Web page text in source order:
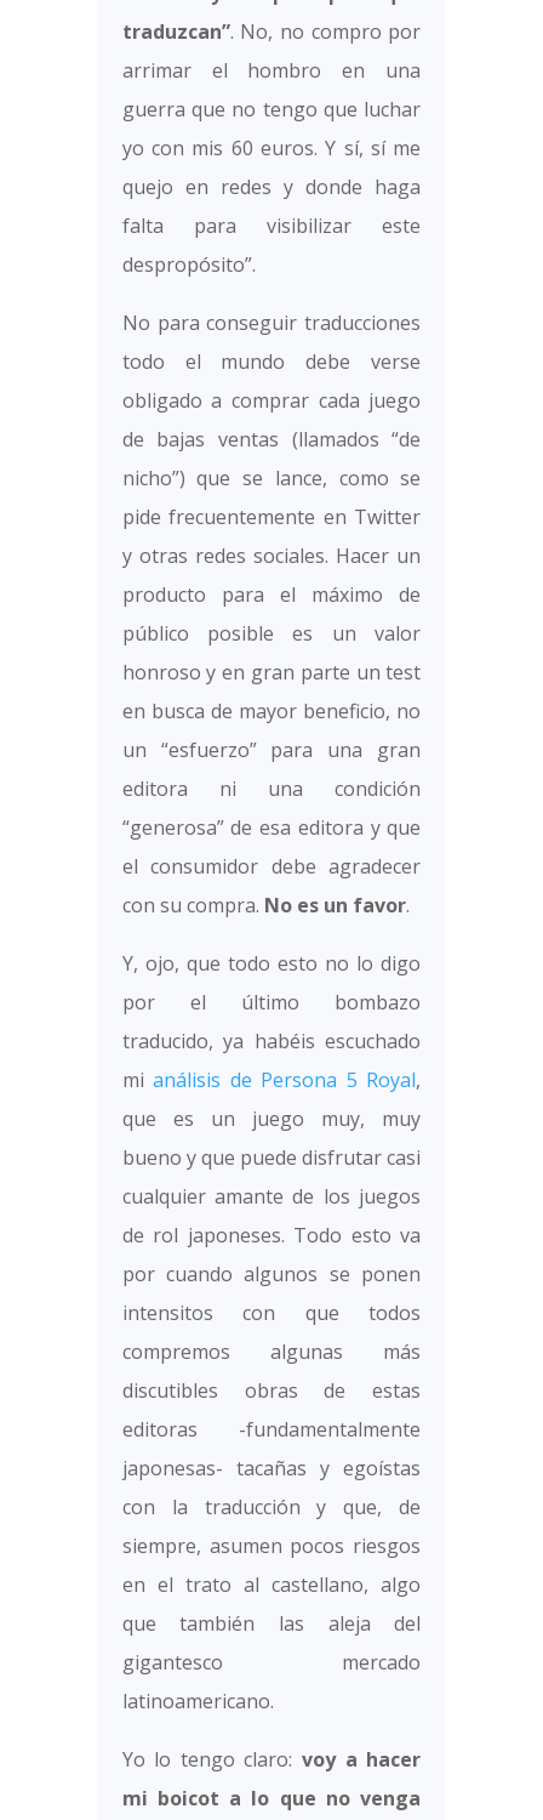
traduzcan”. No, no compro por
arrimar el hombro en una
guerra que no tengo que luchar
yo con mis 60 euros. Y sí, sí me
quejo en redes y donde haga
falta para visibilizar este
despropósito”.
No para conseguir traducciones
todo el mundo debe verse
obligado a comprar cada juego
de bajas ventas (llamados “de
nicho”) que se lance, como se
pide frecuentemente en Twitter
y otras redes sociales. Hacer un
producto para el máximo de
público posible es un valor
honroso y en gran parte un test
en busca de mayor beneficio, no
un “esfuerzo” para una gran
editora ni una condición
“generosa” de esa editora y que
el consumidor debe agradecer
con su compra. No es un favor.
‬‪Y, ojo, que todo esto no lo digo
por el último bombazo
traducido, ya habéis escuchado
mi análisis de Persona 5 Royal,
que es un juego muy, muy
bueno y que puede disfrutar casi
cualquier amante de los juegos
de rol japoneses. Todo esto va
por cuando algunos se ponen
intensitos con que todos
compremos algunas más
discutibles obras de estas
editoras -fundamentalmente
japonesas- tacañas y egoístas
con la traducción y que, de
siempre, asumen pocos riesgos
en el trato al castellano, algo
que también las aleja del
gigantesco mercado
latinoamericano.
Yo lo tengo claro:voy a hacer
mi boicot a lo que no venga